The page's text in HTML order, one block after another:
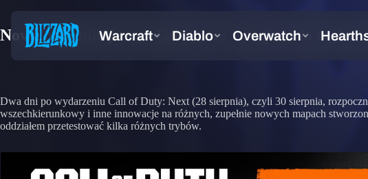
Nowe informacje wywiadowcze: wersja beta trybu
Dwa dni po wydarzeniu Call of Duty: Next (28 sierpnia), czyli 30 sierpnia,
wszechkierunkowy i inne innowacje na różnych, zupełnie nowych mapach
oddziałem przetestować kilka różnych trybów.